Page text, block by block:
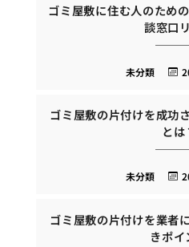
ゴミ屋敷に住む人のため
談窓口
未分類
ゴミ屋敷の片付けを成功
とは
未分類
ゴミ屋敷の片付けを業者
きポイ